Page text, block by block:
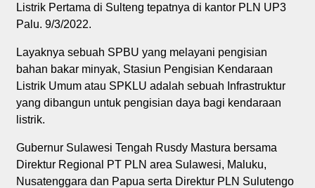
Listrik Pertama di Sulteng tepatnya di kantor PLN UP3
Palu. 9/3/2022.
Layaknya sebuah SPBU yang melayani pengisian
bahan bakar minyak, Stasiun Pengisian Kendaraan
Listrik Umum atau SPKLU adalah sebuah Infrastruktur
yang dibangun untuk pengisian daya bagi kendaraan
listrik.
Gubernur Sulawesi Tengah Rusdy Mastura bersama
Direktur Regional PT PLN area Sulawesi, Maluku,
Nusatenggara dan Papua serta Direktur PLN Sulutengo